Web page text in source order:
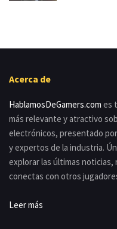
Acerca de
HablamosDeGamers.com es
más relevante y atractivo
electrónicos, presentado
y expertos de la industria.
explorar las últimas
conectas con otros
Leer más